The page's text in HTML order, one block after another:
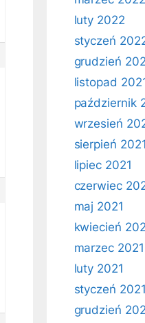
luty 2022
styczeń
grudzień
listopad
październik
wrzesień
sierpień 2021
lipiec 2021
czerwiec
maj 2021
kwiecień
marzec 2021
luty 2021
styczeń 2021
grudzień